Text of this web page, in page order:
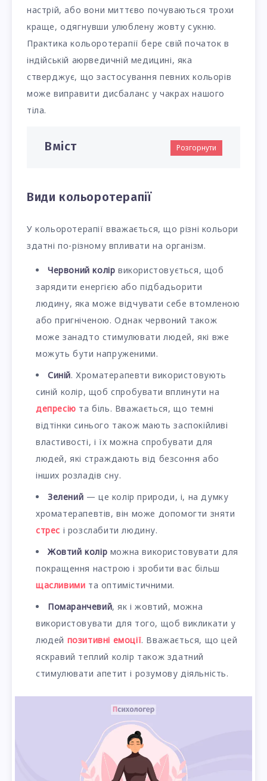
настрій, або вони миттєво почуваються трохи
краще, одягнувши улюблену жовту сукню.
Практика кольоротерапії бере свій початок в
індійській аюрведичній медицині, яка
стверджує, що застосування певних кольорів
може виправити дисбаланс у чакрах нашого
тіла.
Вміст Розгорнути
Види кольоротерапії
У кольоротерапії вважається, що різні кольори
здатні по-різному впливати на організм.
Червоний колір використовується, щоб
зарядити енергією або підбадьорити
людину, яка може відчувати себе втомленою
або пригніченою. Однак червоний також
може занадто стимулювати людей, які вже
можуть бути напруженими.
Синій. Хроматерапевти використовують
синій колір, щоб спробувати вплинути на
депресію та біль. Вважається, що темні
відтінки синього також мають заспокійливі
властивості, і їх можна спробувати для
людей, які страждають від безсоння або
інших розладів сну.
Зелений — це колір природи, і, на думку
хроматерапевтів, він може допомогти зняти
стрес і розслабити людину.
Жовтий колір можна використовувати для
покращення настрою і зробити вас більш
щасливими та оптимістичними.
Помаранчевий, як і жовтий, можна
використовувати для того, щоб викликати у
людей позитивні емоції. Вважається, що цей
яскравий теплий колір також здатний
стимулювати апетит і розумову діяльність.